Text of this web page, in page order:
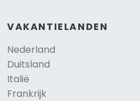
VAKANTIELANDEN
Nederland
Duitsland
Italië
Frankrijk